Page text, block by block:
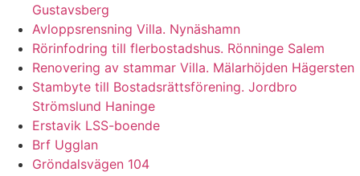
Gustavsberg
Avloppsrensning Villa. Nynäshamn
Rörinfodring till flerbostadshus. Rönninge Salem
Renovering av stammar Villa. Mälarhöjden Hägersten
Stambyte till Bostadsrättsförening. Jordbro
Strömslund Haninge
Erstavik LSS-boende
Brf Ugglan
Gröndalsvägen 104